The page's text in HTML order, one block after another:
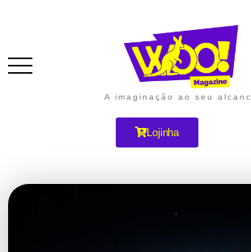
A imaginação ao seu
Lojinha